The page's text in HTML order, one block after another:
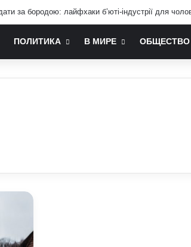
послом України у США: хто він та чим відомий
ПОЛИТИКА В МИРЕ ОБЩЕСТВО